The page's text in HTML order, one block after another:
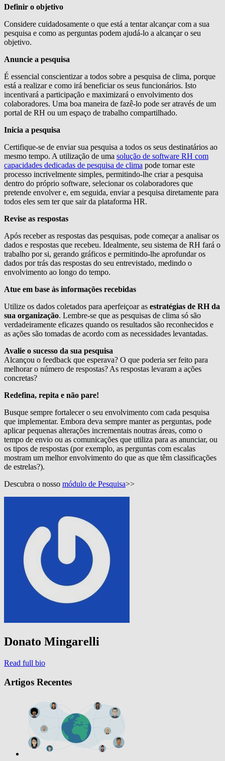
Definir o objetivo
Considere cuidadosamente o que está a tentar alcançar com a sua
pesquisa e como as perguntas podem ajudá-lo a alcançar o seu
objetivo.
Anuncie a pesquisa
É essencial conscientizar a todos sobre a pesquisa de clima, porque
está a realizar e como irá beneficiar os seus funcionários. Isto
incentivará a participação e maximizará o envolvimento dos
colaboradores. Uma boa maneira de fazê-lo pode ser através de um
portal de RH ou um espaço de trabalho compartilhado.
Inicia a pesquisa
Certifique-se de enviar sua pesquisa a todos os seus destinatários ao
mesmo tempo. A utilização de uma solução de software RH com
capacidades dedicadas de pesquisa de clima pode tornar este
processo incrivelmente simples, permitindo-lhe criar a pesquisa
dentro do próprio software, selecionar os colaboradores que
pretende envolver e, em seguida, enviar a pesquisa diretamente para
todos eles sem ter que sair da plataforma HR.
Revise as respostas
Após receber as respostas das pesquisas, pode começar a analisar os
dados e respostas que recebeu. Idealmente, seu sistema de RH fará o
trabalho por si, gerando gráficos e permitindo-lhe aprofundar os
dados por trás das respostas do seu entrevistado, medindo o
envolvimento ao longo do tempo.
Atue em base às informações recebidas
Utilize os dados coletados para aperfeiçoar as estratégias de RH da
sua organização. Lembre-se que as pesquisas de clima só são
verdadeiramente eficazes quando os resultados são reconhecidos e
as ações são tomadas de acordo com as necessidades levantadas.
Avalie o sucesso da sua pesquisa
Alcançou o feedback que esperava? O que poderia ser feito para
melhorar o número de respostas? As respostas levaram a ações
concretas?
Redefina, repita e não pare!
Busque sempre fortalecer o seu envolvimento com cada pesquisa
que implementar. Embora deva sempre manter as perguntas, pode
aplicar pequenas alterações incrementais noutras áreas, como o
tempo de envio ou as comunicações que utiliza para as anunciar, ou
os tipos de respostas (por exemplo, as perguntas com escalas
mostram um melhor envolvimento do que as que têm classificações
de estrelas?).
Descubra o nosso módulo de Pesquisa>>
Donato Mingarelli
Read full bio
Artigos Recentes